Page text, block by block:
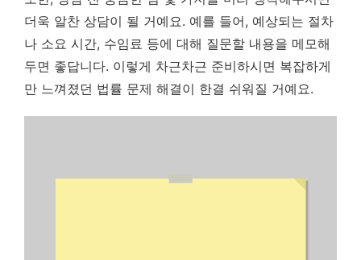
더욱 알찬 상담이 될 거예요. 예를 들어, 예상되는 절차
나 소요 시간, 수임료 등에 대해 질문할 내용을 메모해
두면 좋답니다. 이렇게 차근차근 준비하시면 복잡하게
만 느껴졌던 법률 문제 해결이 한결 쉬워질 거예요.